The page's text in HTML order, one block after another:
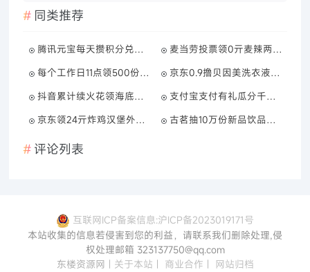
同类推荐
腾讯元宝每天攒积分兑话费券
麦当劳投票领0亓麦辣两件套
每个工作日11点领500份可乐
京东0.9撸贝因美洗衣液300g
抖音累计续火花领海底捞菜品
支付宝支付有礼瓜分千万红包
京东领24亓炸鸡汉堡外卖神券
古茗抽10万份新品饮品免单券
评论列表
互联网ICP备案信息:沪ICP备2023019171号
本站收集的信息若侵害到您的利益，请联系我们删除处理,侵
权处理邮箱 323137750@qq.com
东楼资源网
关于本站 商业合作 网站归档